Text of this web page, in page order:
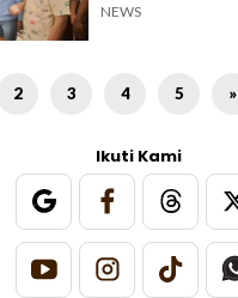
NEWS
2 3 4 5 »
Ikuti Kami